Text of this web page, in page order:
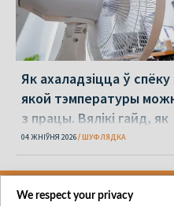
Як ахаладзіцца ў спёку
якой тэмпературы
з працы. Вялікі гайд, як
перажыць спёку
04 ЖНІЎНЯ 2026 ШУФЛЯДКА
We respect your privacy